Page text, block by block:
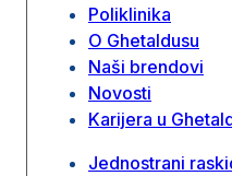
Poliklinika
O Ghetaldusu
Naši brendovi
Novosti
Karijera u
Jednostrani